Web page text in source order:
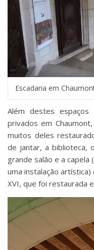
Escadaria em
Além destes espaços
privados em
muitos deles
de jantar, a biblioteca,
grande salão e a capela
uma instalação artística)
XVI, que foi restaurada